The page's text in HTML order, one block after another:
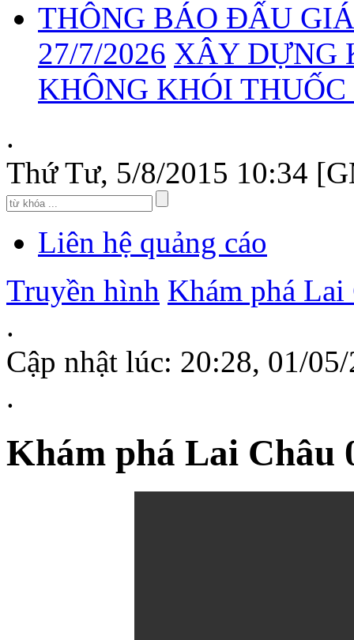
THÔNG BÁO ĐẤU
27/7/2026 XÂY DỰNG
KHÔNG KHÓI THUỐC
.
Thứ Tư, 5/8/2015 10:34
Liên hệ quảng cáo
Truyền hình Khám phá Lai
.
Cập nhật lúc: 20:28, 01/
.
Khám phá Lai Châu